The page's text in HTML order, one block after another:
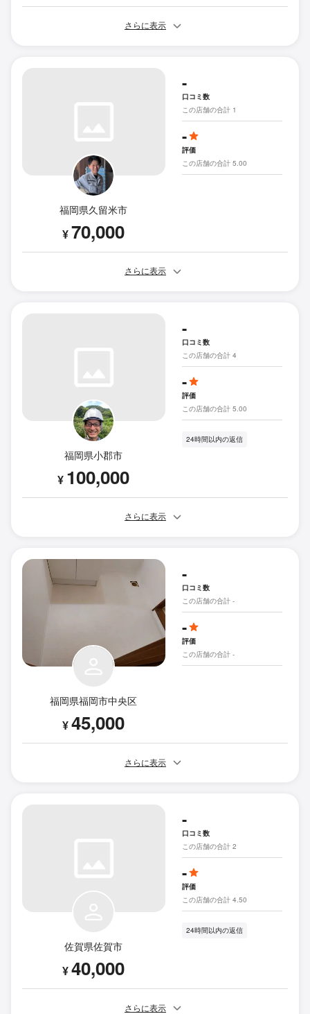
さらに表示
福岡県久留米市
¥70,000
-
口コミ数
この店舗の合計 1
-
評価
この店舗の合計 5.00
さらに表示
福岡県小郡市
¥ 100,000
-
口コミ数
この店舗の合計 4
-
評価
この店舗の合計 5.00
24時間以内の返信
さらに表示
福岡県福岡市中央区
¥45,000
-
口コミ数
この店舗の合計 -
-
評価
この店舗の合計 -
さらに表示
佐賀県佐賀市
¥40,000
-
口コミ数
この店舗の合計 2
-
評価
この店舗の合計 4.50
24時間以内の返信
さらに表示